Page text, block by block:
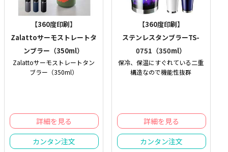
【360度印刷】
Zalattoサーモストレートタ
ンブラー（350ml）
Zalattoサーモストレートタン
ブラー（350ml）
詳細を見る
カンタン注文
【360度印刷】
ステンレスタンブラーTS-
0751（350ml）
保冷、保温にすぐれている二重
構造なので機能性抜群
詳細を見る
カンタン注文